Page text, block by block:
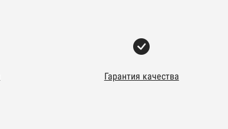
Гарантия качества